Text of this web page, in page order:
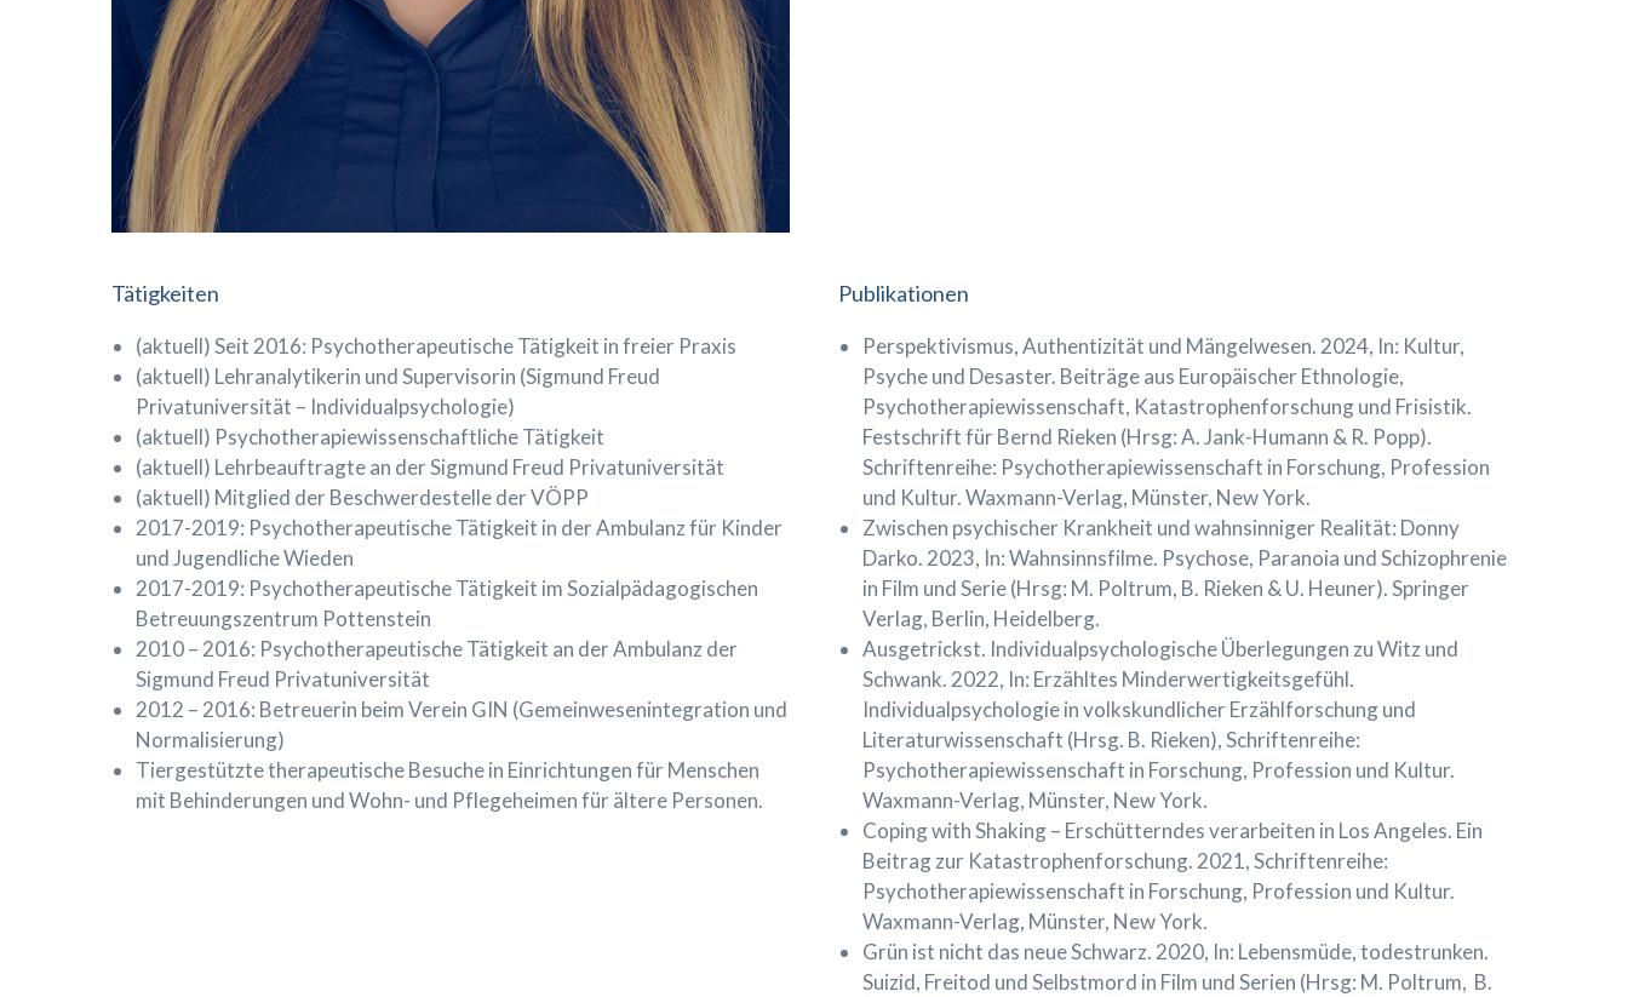
Tätigkeiten
(aktuell) Seit 2016: Psychotherapeutische Tätigkeit in freier Praxis
(aktuell) Lehranalytikerin und Supervisorin (Sigmund Freud
Privatuniversität – Individualpsychologie)
(aktuell) Psychotherapiewissenschaftliche Tätigkeit
(aktuell) Lehrbeauftragte an der Sigmund Freud Privatuniversität
(aktuell) Mitglied der Beschwerdestelle der VÖPP
2017-2019: Psychotherapeutische Tätigkeit in der Ambulanz für Kinder
und Jugendliche Wieden
2017-2019: Psychotherapeutische Tätigkeit im Sozialpädagogischen
Betreuungszentrum Pottenstein
2010 – 2016: Psychotherapeutische Tätigkeit an der Ambulanz der
Sigmund Freud Privatuniversität
2012 – 2016: Betreuerin beim Verein GIN (Gemeinwesenintegration und
Normalisierung)
Tiergestützte therapeutische Besuche in Einrichtungen für Menschen
mit Behinderungen und Wohn- und Pflegeheimen für ältere Personen.
Publikationen
Perspektivismus, Authentizität und Mängelwesen. 2024, In: Kultur,
Psyche und Desaster. Beiträge aus Europäischer Ethnologie,
Psychotherapiewissenschaft, Katastrophenforschung und Frisistik.
Festschrift für Bernd Rieken (Hrsg: A. Jank-Humann & R. Popp).
Schriftenreihe: Psychotherapiewissenschaft in Forschung, Profession
und Kultur. Waxmann-Verlag, Münster, New York.
Zwischen psychischer Krankheit und wahnsinniger Realität: Donny
Darko. 2023, In: Wahnsinnsfilme. Psychose, Paranoia und Schizophrenie
in Film und Serie (Hrsg: M. Poltrum, B. Rieken & U. Heuner). Springer
Verlag, Berlin, Heidelberg.
Ausgetrickst. Individualpsychologische Überlegungen zu Witz und
Schwank. 2022, In: Erzähltes Minderwertigkeitsgefühl.
Individualpsychologie in volkskundlicher Erzählforschung und
Literaturwissenschaft (Hrsg. B. Rieken), Schriftenreihe:
Psychotherapiewissenschaft in Forschung, Profession und Kultur.
Waxmann-Verlag, Münster, New York.
Coping with Shaking – Erschütterndes verarbeiten in Los Angeles. Ein
Beitrag zur Katastrophenforschung. 2021, Schriftenreihe:
Psychotherapiewissenschaft in Forschung, Profession und Kultur.
Waxmann-Verlag, Münster, New York.
Grün ist nicht das neue Schwarz. 2020, In: Lebensmüde, todestrunken.
Suizid, Freitod und Selbstmord in Film und Serien (Hrsg: M. Poltrum, B.